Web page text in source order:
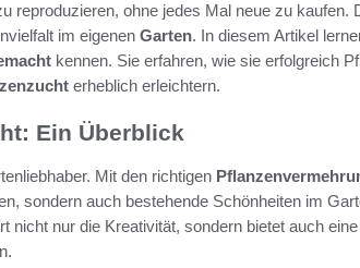
reproduzieren, ohne jedes Mal neue zu kaufen.
im eigenen Garten. In diesem Artikel
kennen. Sie erfahren, wie sie erfolgreich
erheblich erleichtern.
Ein Überblick
Mit den richtigen
sondern auch bestehende Schönheiten im
nicht nur die Kreativität, sondern bietet auch eine